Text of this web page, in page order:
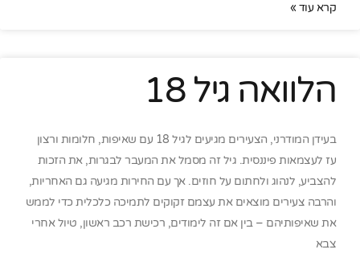
קרא עוד »
הלוואה גיל 18
בעידן המודרני, הצעירים מגיעים לגיל 18 עם שאיפות, חלומות ורצון
עז לעצמאות פיננסית. גיל זה מסמל את המעבר לבגרות, את הזכות
להצביע, לנהוג ולחתום על חוזים. אך עם החירות מגיעה גם האחריות,
והרבה צעירים מוצאים את עצמם זקוקים לתמיכה כלכלית כדי לממש
את שאיפותיהם – בין אם זה לימודים, רכישת רכב ראשון, טיול אחרי
צבא